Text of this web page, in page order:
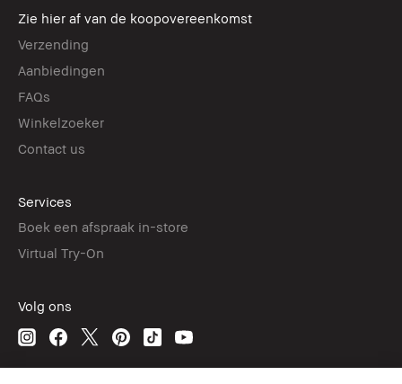
Zie hier af van de koopovereenkomst
Verzending
Aanbiedingen
FAQs
Winkelzoeker
Contact us
Services
Boek een afspraak in-store
Virtual Try-On
Volg ons